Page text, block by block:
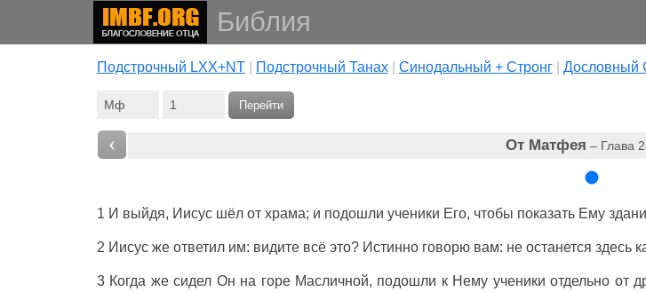
Библия
Подстрочный LXX+NT| Подстрочный Танах| Cинодальный + Стронг| Дословный
Перейти
‹ От Матфея – Глава
1 И выйдя, Иисус шёл от храма; и подошли ученики Его, чтобы показать Ему
2 Иисус же ответил им: видите всё это? Истинно говорю вам: не останется здесь
3 Когда же сидел Он на горе Масличной, подошли к Нему ученики отдельно от